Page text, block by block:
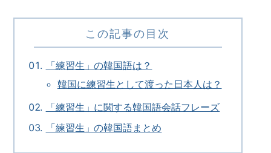
この記事の目次
「練習生」の韓国語は？
韓国に練習生として渡った日本人は？
「練習生」に関する韓国語会話フレーズ
「練習生」の韓国語まとめ